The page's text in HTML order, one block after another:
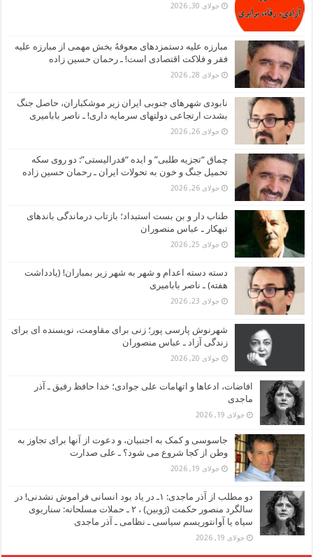
جولای 30, 2026
مبارزه علیه دستمزدهای معوقهُ بخش مهمی از مبارزه علیه
فقر و فلاکت اقتصادی است! ـ رحمان حسین زاده
جولای 28, 2026
نابودی شهرهای جنوبی ایران زیر موشکباران، حاصل جنگ
بشدت ارتجاعی دولتهای سرمایه داری! ـ ناصر بابامیری
جولای 26, 2026
چماق “تجزیه طلبی” و ایده “فدرالیستی”: دو روی سکه
تحمیل جنگ و خون به تحولات ایران ـ رحمان حسین زاده
جولای 26, 2026
طناب دار و بن بست استبداد؛ بازتاب درماندگی باندهای
تبهکار ـ عباس منصوران
جولای 25, 2026
دسته دسته اعدام و شهر به شهر زیر بمباران! (یادداشت
هفته) ـ ناصر بابامیری
جولای 23, 2026
شهرنوش پارسی پور؛ زنی برای مقاومت، نویسنده ای برای
زندگی آزاد ـ عباس منصوران
جولای 20, 2026
افاضات، ادعاها و اتهامات علی جوادی؛ خدا حافظ رفیق ـ آذر
ماجدی
جولای 19, 2026
جاسوسی و کمک به اجنبیان، و دعوت از آنها برای تجاوز به
وطن از کجا شروع می شود؟ ـ علی صدارت
جولای 19, 2026
دو مطلب از آذر ماجدی: ۱ـ در یاد بود انسانی فراموش نشدنی! در
سالگرد منصور حکمت (ژوبین) ، ۲ ـ حملات مسلحانه: سناریوی
سیاه یا آوانتوریسم سیاسی ـ نظامی ـ آذر ماجدی
جولای 19, 2026